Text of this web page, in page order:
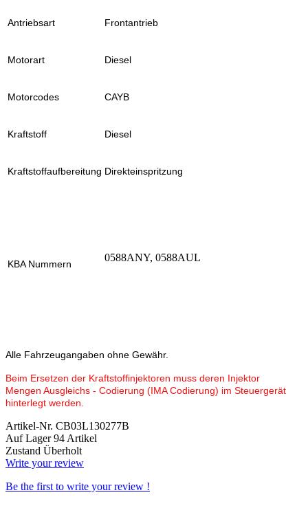
Antriebsart Frontantrieb
Motorart Diesel
Motorcodes CAYB
Kraftstoff Diesel
Kraftstoffaufbereitung Direkteinspritzung
KBA Nummern
0588ANY, 0588AUL
Alle Fahrzeugangaben ohne Gewähr.
Beim Ersetzen der Kraftstoffinjektoren muss deren Injektor
Mengen Ausgleichs - Codierung (IMA Codierung) im Steuergerät
hinterlegt werden.
Artikel-Nr. CB03L130277B
Auf Lager 94 Artikel
Zustand Überholt
Write your review
Be the first to write your review !